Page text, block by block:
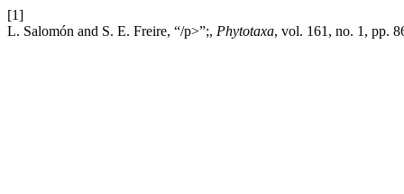
[1]
L. Salomón and S. E. Freire, “/p>”;, Phytotaxa, vol. 161, no. 1, pp.